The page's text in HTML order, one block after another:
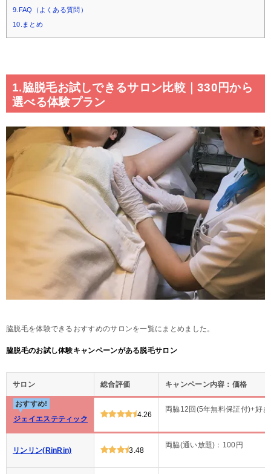
9.FAQ（よくある質問）
10.まとめ
1.脇脱毛お試しできるサロン比較｜330円から
選べる体験プラン
脇脱毛を体験できるおすすめのサロンを一覧にまとめました。
脇脱毛のお試し体験キャンペーンがある脱毛サロン
サロン 総合評価 キャンペーン内容：価格
おすすめ!
ジェイエステティック
4.26
両脇12回(5年無料保証付)+好
リンリン(RinRin) 3.48
両脇(通い放題)：100円